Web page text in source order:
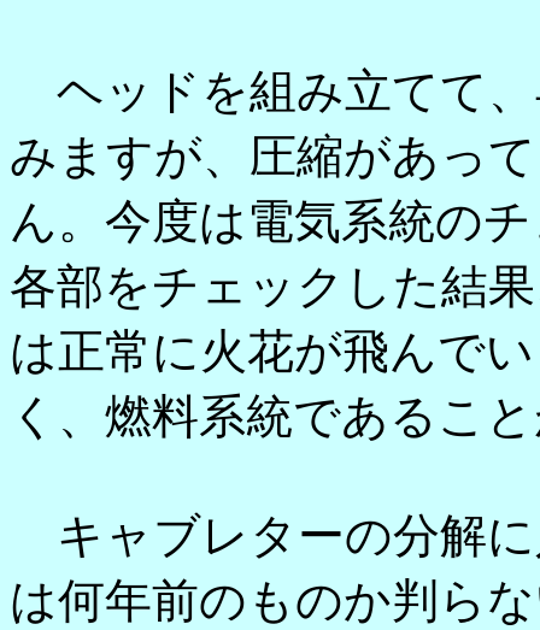
ヘッドを組み立てて
みますが、圧縮があっ
ん。今度は電気系統の
各部をチェックした結
は正常に火花が飛んで
く、燃料系統であるこ
キャブレターの分解
は何年前のものか判ら